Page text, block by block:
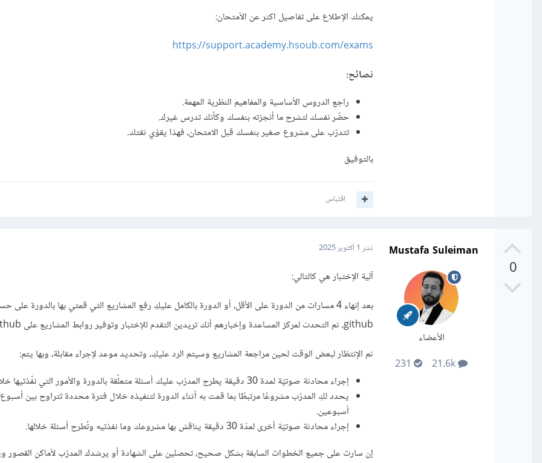
يمكنك الإطلاع على تفاصيل اكثر عن الأمتحان:
https://support.academy.hsoub.com/exams
نصائح:
راجع الدروس الأساسية والمفاهيم النظرية المهمة.
حضّر نفسك لتشرح ما أنجزته بنفسك وكأنك تدرس غيرك.
تتدرّب على مشروع صغير بنفسك قبل الامتحان، فهذا يقوّي ثقتك.
بالتوفيق
اقتباس
0
Mustafa Suleiman
الأعضاء
نشر 1 أكتوبر 2025
آلية الإختبار هي كالتالي:
بعد إنهاء 4 مسارات من الدورة على الأقل، أو الدورة بالكامل عليكِ رفع المشاريع التي قمتي بها بالدورة
github، ثم التحدث لمركز المساعدة وإخبارهم أنك تريدين التقدم للإختبار وتوفير روابط المشاريع على github.
ثم الإنتظار لبعض الوقت لحين مراجعة المشاريع وسيتم الرد عليكِ، وتحديد موعد لإجراء مقابلة، وبها يتم:
إجراء محادثة صوتيّة لمدة 30 دقيقة يطرح المدرّب عليك أسئلة متعلّقة بالدورة والأمور التي نفّذتيها خلالها.
يحدد لكِ المدرّب مشروعًا مرتبطًا بما قمت به أثناء الدورة لتنفيذه خلال فترة محددة تتراوح بين
أسبوعين.
إجراء محادثة صوتيّة أخرى لمدّة 30 دقيقة يناقش بها مشروعك وما نفذتيه وتُطرح أسئلة خلالها.
إن سارت على جميع الخطوات السابقة بشكل صحيح، تحصلين على الشهادة أو يرشدك المدرّب لأماكن القصور